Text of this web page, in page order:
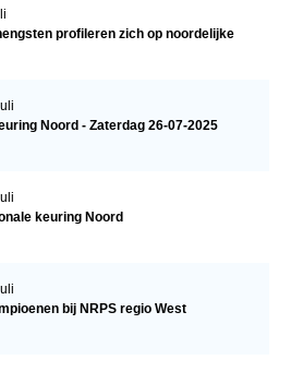
profileren zich op noordelijke
Noord - Zaterdag 26-07-2025
keuring Noord
bij NRPS regio West